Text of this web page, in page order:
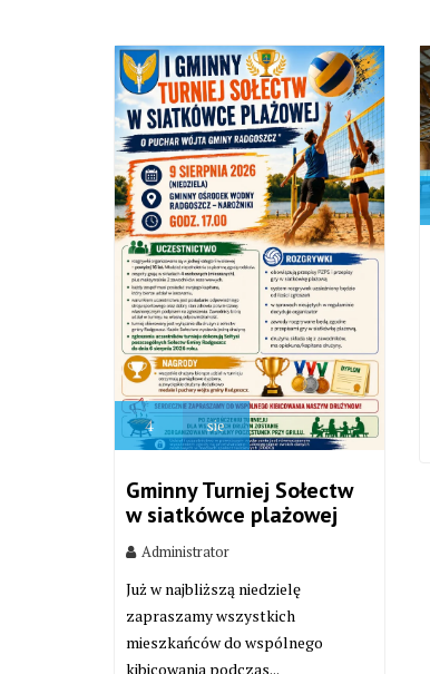
4 sie
Gminny Turniej Sołectw
w siatkówce plażowej
Administrator
Już w najbliższą niedzielę
zapraszamy wszystkich
mieszkańców do wspólnego
kibicowania podczas...